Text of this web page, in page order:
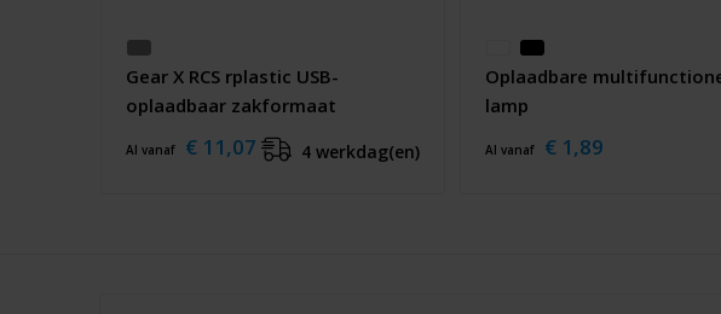
Gear X RCS rplastic USB-
oplaadbaar zakformaat
Al vanaf € 11,07 4 werkdag(en)
Oplaadbare
lamp
Al vanaf € 1,89